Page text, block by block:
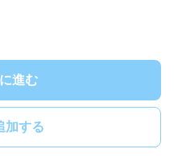
進む
加する